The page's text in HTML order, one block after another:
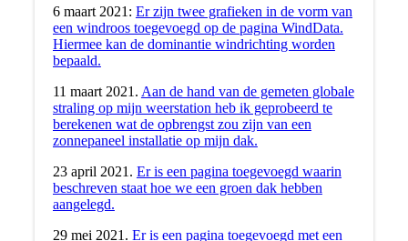
6 maart 2021: Er zijn twee grafieken in de vorm van
een windroos toegevoegd op de pagina WindData.
Hiermee kan de dominantie windrichting worden
bepaald.
11 maart 2021. Aan de hand van de gemeten globale
straling op mijn weerstation heb ik geprobeerd te
berekenen wat de opbrengst zou zijn van een
zonnepaneel installatie op mijn dak.
23 april 2021. Er is een pagina toegevoegd waarin
beschreven staat hoe we een groen dak hebben
aangelegd.
29 mei 2021. Er is een pagina toegevoegd met een